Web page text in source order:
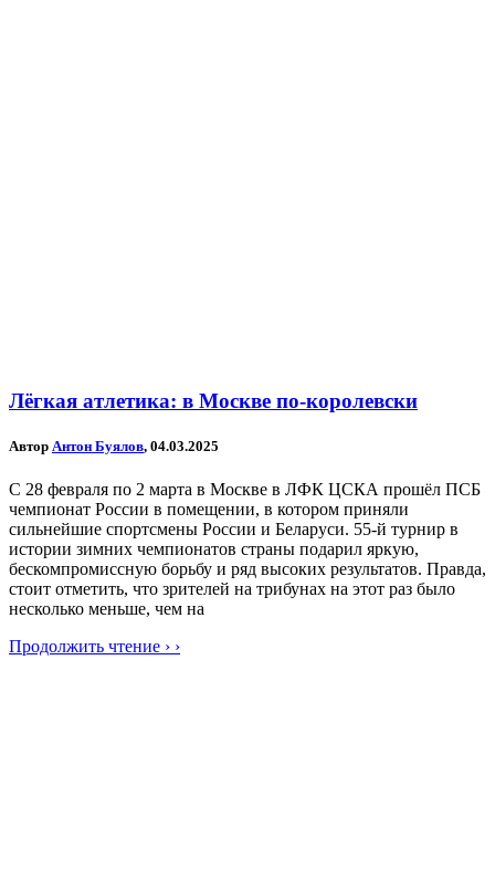
Лёгкая атлетика: в Москве по-королевски
Автор Антон Буялов, 04.03.2025
С 28 февраля по 2 марта в Москве в ЛФК ЦСКА прошёл ПСБ
чемпионат России в помещении, в котором приняли
сильнейшие спортсмены России и Беларуси. 55-й турнир в
истории зимних чемпионатов страны подарил яркую,
бескомпромиссную борьбу и ряд высоких результатов. Правда,
стоит отметить, что зрителей на трибунах на этот раз было
несколько меньше, чем на
Продолжить чтение › ›